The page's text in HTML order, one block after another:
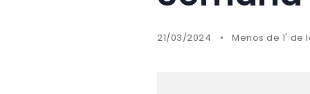
21/03/2024 Menos de 1' de